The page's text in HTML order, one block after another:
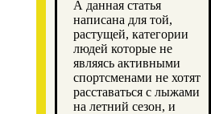
А данная статья
написана для той,
растущей, категории
людей которые не
являясь активными
спортсменами не хотят
расставаться с лыжами
на летний сезон, и